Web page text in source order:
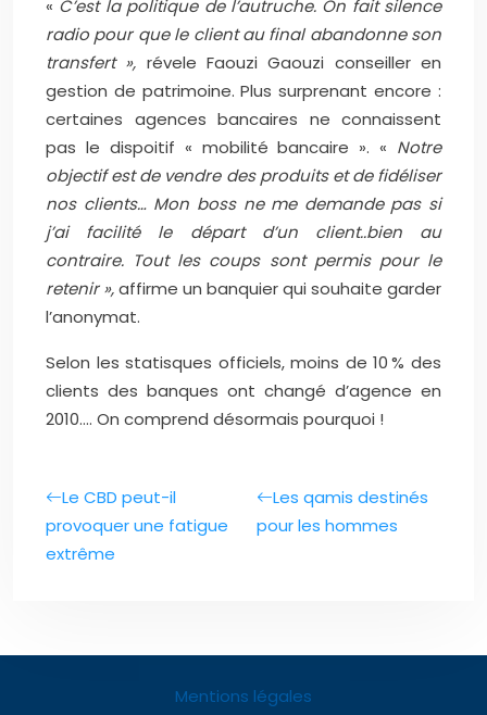
« C’est la politique de l’autruche. On fait silence
radio pour que le client au final abandonne son
transfert », révele Faouzi Gaouzi conseiller en
gestion de patrimoine. Plus surprenant encore :
certaines agences bancaires ne connaissent
pas le dispoitif « mobilité bancaire ». « Notre
objectif est de vendre des produits et de fidéliser
nos clients… Mon boss ne me demande pas si
j’ai facilité le départ d’un client..bien au
contraire. Tout les coups sont permis pour le
retenir »,affirme un banquier qui souhaite garder
l’anonymat.
Selon les statisques officiels, moins de 10 % des
clients des banques ont changé d’agence en
2010…. On comprend désormais pourquoi !
Le CBD peut-il
provoquer une fatigue
extrême
Les qamis destinés
pour les hommes
Mentions légales